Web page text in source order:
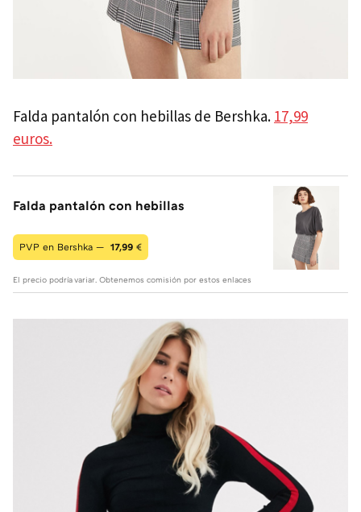
Falda pantalón con hebillas de Bershka. 17,99
euros.
Falda pantalón con hebillas
PVP en Bershka — 17,99 €
El precio podría variar. Obtenemos comisión por estos enlaces